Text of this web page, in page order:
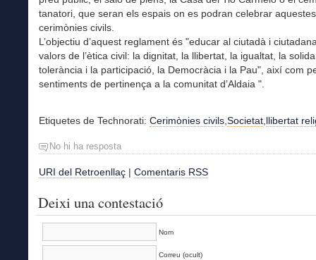
tanatori, que seran els espais on es podran celebrar aquestes
cerimònies civils.
L’objectiu d’aquest reglament és "educar al ciutadà i
valors de l’ètica civil: la dignitat, la llibertat, la igualtat, la
tolerància i la participació, la Democràcia i la Pau", així com
sentiments de pertinença a la comunitat d’Aldaia ".
Etiquetes de Technorati: Cerimònies civils,Societat,llibertat
No hi ha resposta
URI del Retroenllaç | Comentaris RSS
Deixi una contestació
Nom
Correu (ocult)